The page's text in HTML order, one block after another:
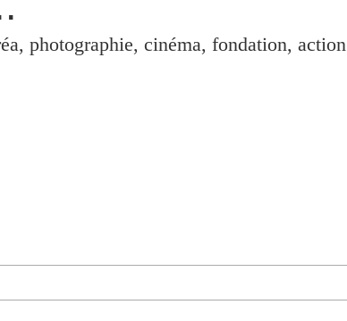
photographie, cinéma, fondation, action